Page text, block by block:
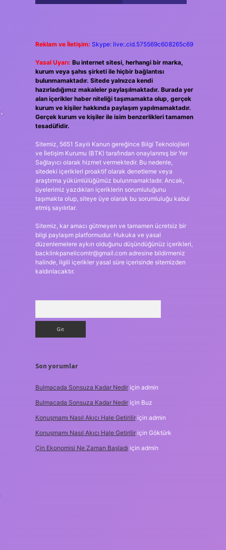
Reklam ve İletişim: Skype: live:.cid.575569c608265c69
Yasal Uyarı: Bu internet sitesi, herhangi bir marka,
kurum veya şahıs şirketi ile hiçbir bağlantısı
bulunmamaktadır. Sitede yalnızca kendi
hazırladığımız makaleler paylaşılmaktadır. Burada yer
alan içerikler haber niteliği taşımamakta olup, gerçek
kurum ve kişiler hakkında paylaşım yapılmamaktadır.
Gerçek kurum ve kişiler ile isim benzerlikleri tamamen
tesadüfidir.
Sitemiz, 5651 Sayılı Kanun gereğince Bilgi Teknolojileri
ve İletişim Kurumu (BTK) tarafından onaylanmış bir Yer
Sağlayıcı olarak hizmet vermektedir. Bu nedenle,
sitedeki içerikleri proaktif olarak denetleme veya
araştırma yükümlülüğümüz bulunmamaktadır. Ancak,
üyelerimiz yazdıkları içeriklerin sorumluluğunu
taşımakta olup, siteye üye olarak bu sorumluluğu kabul
etmiş sayılırlar.
Sitemiz, kar amacı gütmeyen ve tamamen ücretsiz bir
bilgi paylaşım platformudur. Hukuka ve yasal
düzenlemelere aykırı olduğunu düşündüğünüz içerikleri,
backlinkpanelicomtr@gmail.comadresine bildirmeniz
halinde, ilgili içerikler yasal süre içerisinde sitemizden
kaldırılacaktır.
Son yorumlar
Bulmacada Sonsuza Kadar Nediriçin admin
Bulmacada Sonsuza Kadar Nediriçin Buz
Konuşmamı Nasıl Akıcı Hale Getiriliriçin admin
Konuşmamı Nasıl Akıcı Hale Getiriliriçin Göktürk
Çin Ekonomisi Ne Zaman Başladı için admin